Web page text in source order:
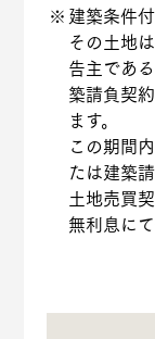
建築条件
その土地
告主であ
築請負契
ます。
この期間
たは建築
土地売買
無利息に